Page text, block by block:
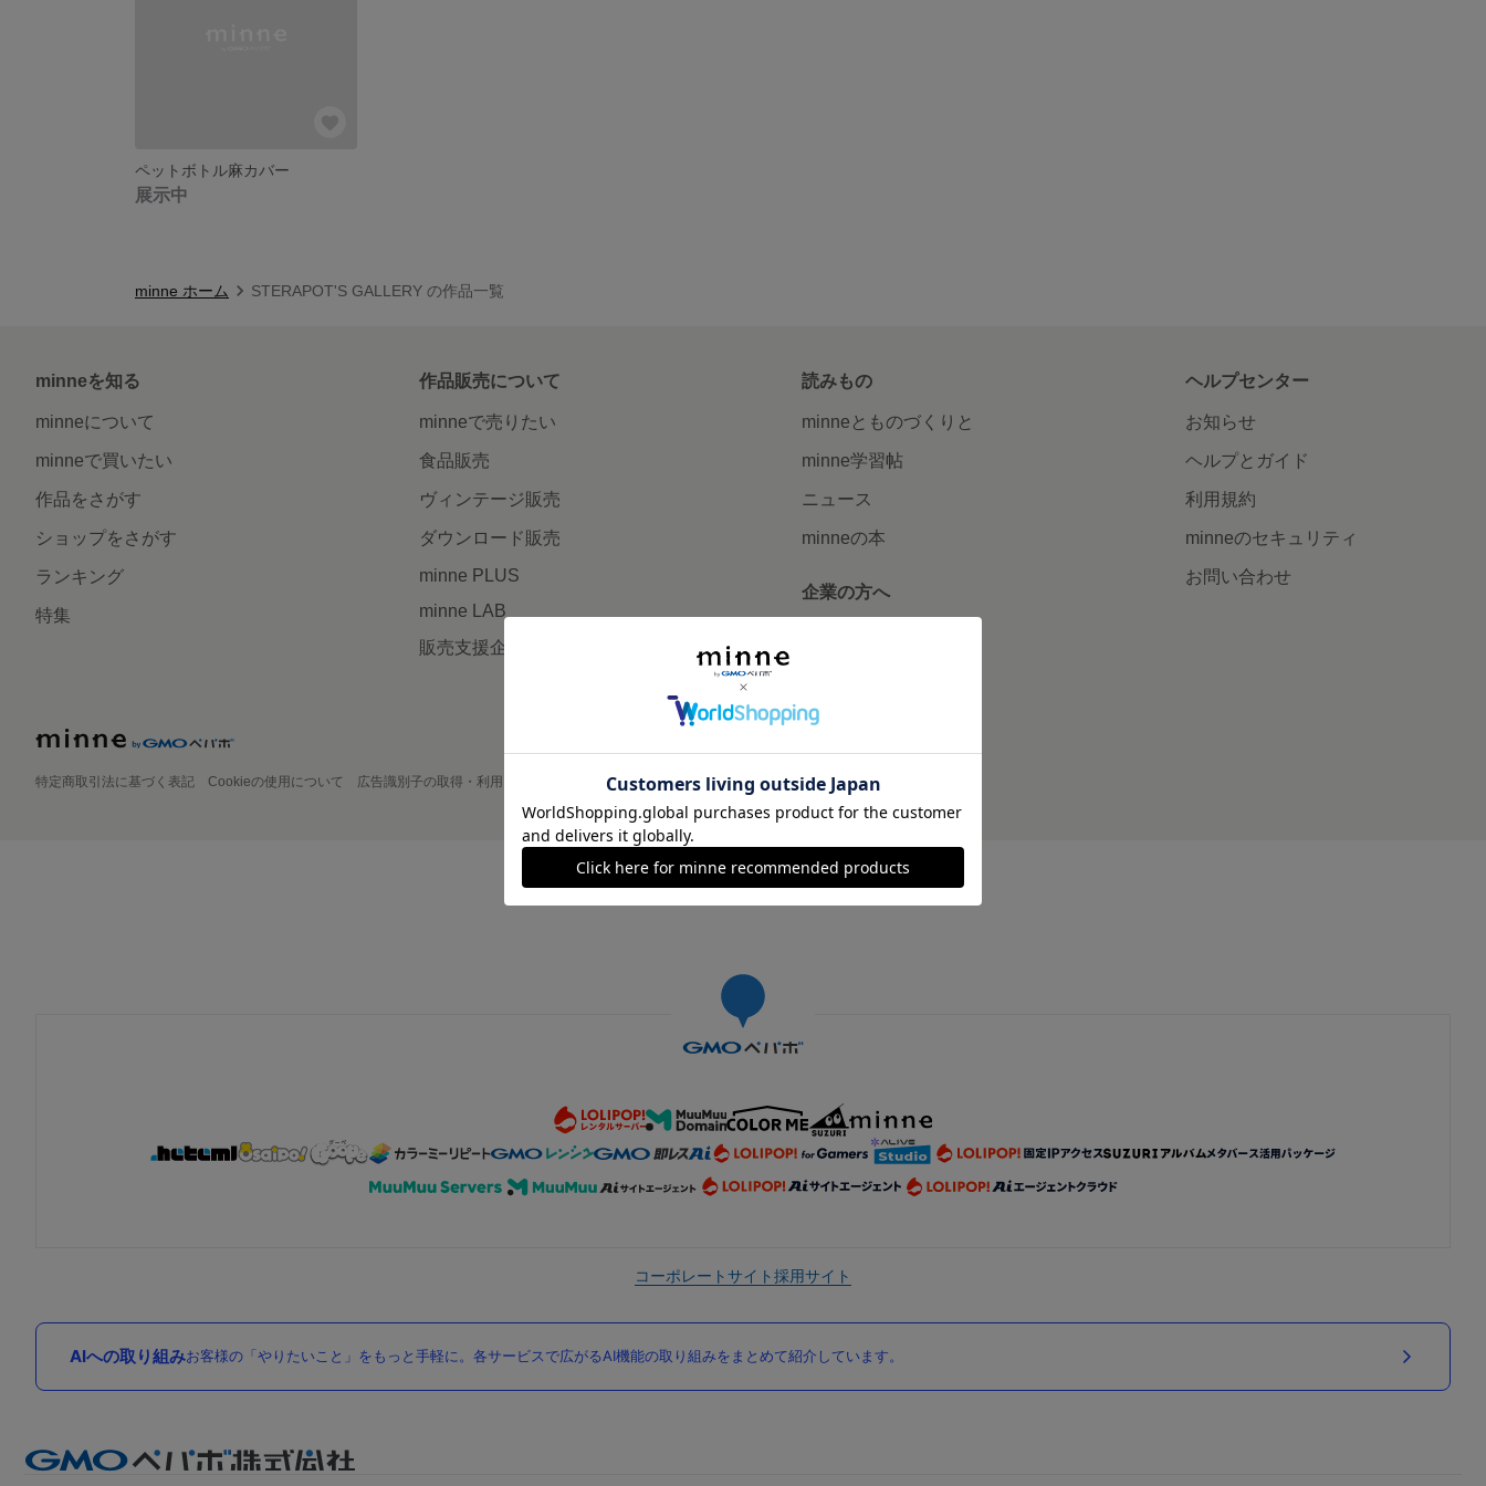
ペットボトル麻カバー
展示中
minne ホーム STERAPOT'S GALLERY の作品一覧
minneを知る
minneについて
minneで買いたい
作品をさがす
ショップをさがす
ランキング
特集
作品販売について
minneで売りたい
食品販売
ヴィンテージ販売
ダウンロード販売
minne PLUS
minne LAB
販売支援企画・イベント
読みもの
minneとものづくりと
minne学習帖
ニュース
minneの本
企業の方へ
ヘルプセンター
お知らせ
ヘルプとガイド
利用規約
minneのセキュリティ
お問い合わせ
特定商取引法に基づく表記 Cookieの使用について 広告識別子の取得・利用 プライバシーポリシー 会社概要 採用情報 メディアキット
©GMO Pepabo, Inc. All rights reserved.
コーポレートサイト採用サイト
AIへの取り組みお客様の「やりたいこと」をもっと手軽に。各サービスで広がるAI機能の取り組みをまとめて紹介しています。